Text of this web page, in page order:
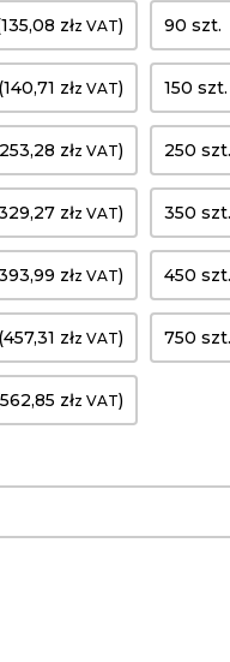
złz VAT) 90 szt.
złz VAT) 150 szt.
złz VAT) 250 szt.
złz VAT) 350 szt.
złz VAT) 450 szt.
złz VAT) 750 szt.
złz VAT)